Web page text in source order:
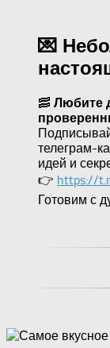
💌
🥓 Любите
телеграм-
идей и
👉 https://
Готовим с